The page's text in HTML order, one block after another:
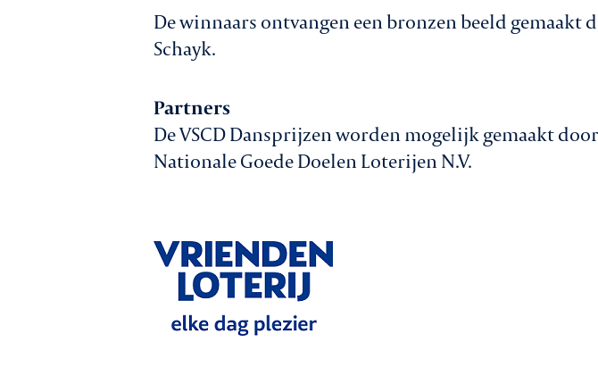
De winnaars ontvangen een bronzen beeld gemaakt
Schayk.
Partners
De VSCD Dansprijzen worden mogelijk gemaakt
Nationale Goede Doelen Loterijen N.V.